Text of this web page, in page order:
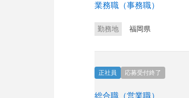
業務職（事務職）
勤務地 福岡県
正社員 応募受付終了
総合職（営業職）